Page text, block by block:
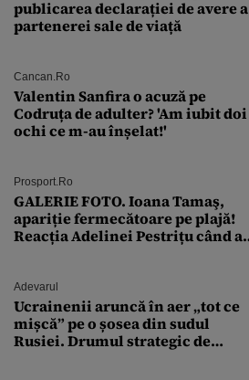
publicarea declarației de avere a
partenerei sale de viață
Cancan.ro
Valentin Sanfira o acuză pe
Codruța de adulter? 'Am iubit doi
ochi ce m-au înșelat!'
Prosport.ro
GALERIE FOTO. Ioana Tamaş,
apariție fermecătoare pe plajă!
Reacția Adelinei Pestrițu când a
Adevarul
Ucrainenii aruncă în aer „tot ce
mișcă” pe o șosea din sudul
Rusiei. Drumul strategic de